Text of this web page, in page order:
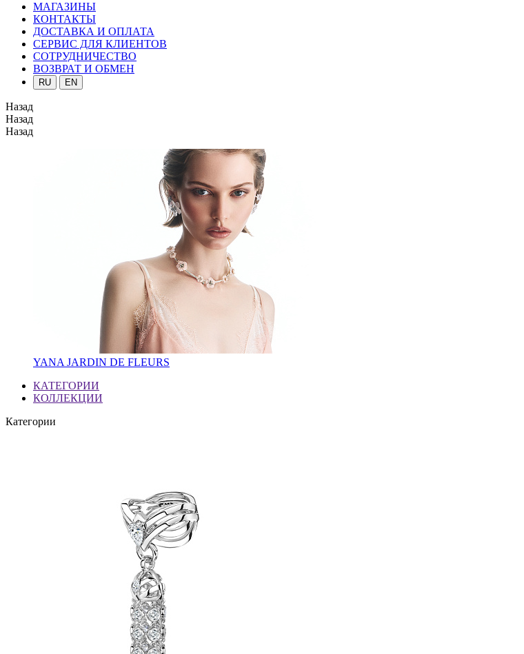
МАГАЗИНЫ
КОНТАКТЫ
ДОСТАВКА И ОПЛАТА
СЕРВИС ДЛЯ КЛИЕНТОВ
СОТРУДНИЧЕСТВО
ВОЗВРАТ И ОБМЕН
RU EN
Назад
Назад
Назад
YANA JARDIN DE FLEURS
КАТЕГОРИИ
КОЛЛЕКЦИИ
Категории